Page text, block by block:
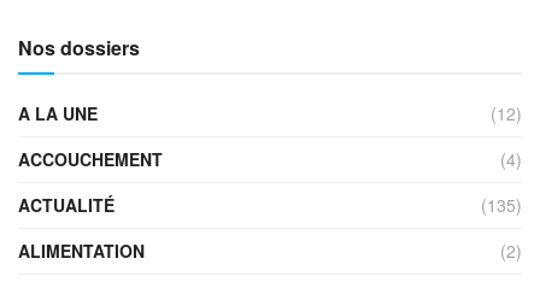
Nos dossiers
A LA UNE
(12)
ACCOUCHEMENT
(4)
ACTUALITÉ
(135)
ALIMENTATION
(2)